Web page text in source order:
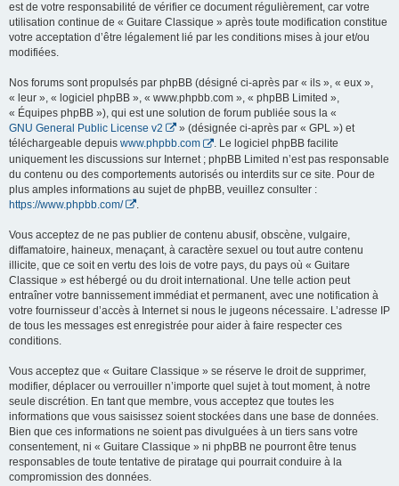
est de votre responsabilité de vérifier ce document régulièrement, car votre
utilisation continue de « Guitare Classique » après toute modification constitue
votre acceptation d’être légalement lié par les conditions mises à jour et/ou
modifiées.
Nos forums sont propulsés par phpBB (désigné ci-après par « ils », « eux »,
« leur », « logiciel phpBB », « www.phpbb.com », « phpBB Limited »,
« Équipes phpBB »), qui est une solution de forum publiée sous la «
GNU General Public License v2
» (désignée ci-après par « GPL ») et
téléchargeable depuis www.phpbb.com
. Le logiciel phpBB facilite
uniquement les discussions sur Internet ; phpBB Limited n’est pas responsable
du contenu ou des comportements autorisés ou interdits sur ce site. Pour de
plus amples informations au sujet de phpBB, veuillez consulter :
https://www.phpbb.com/
Vous acceptez de ne pas publier de contenu abusif, obscène, vulgaire,
diffamatoire, haineux, menaçant, à caractère sexuel ou tout autre contenu
illicite, que ce soit en vertu des lois de votre pays, du pays où « Guitare
Classique » est hébergé ou du droit international. Une telle action peut
entraîner votre bannissement immédiat et permanent, avec une notification à
votre fournisseur d’accès à Internet si nous le jugeons nécessaire. L’adresse IP
de tous les messages est enregistrée pour aider à faire respecter ces
conditions.
Vous acceptez que « Guitare Classique » se réserve le droit de supprimer,
modifier, déplacer ou verrouiller n’importe quel sujet à tout moment, à notre
seule discrétion. En tant que membre, vous acceptez que toutes les
informations que vous saisissez soient stockées dans une base de données.
Bien que ces informations ne soient pas divulguées à un tiers sans votre
consentement, ni « Guitare Classique » ni phpBB ne pourront être tenus
responsables de toute tentative de piratage qui pourrait conduire à la
compromission des données.